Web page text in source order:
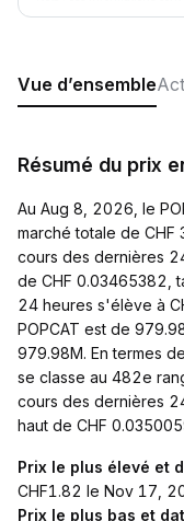
Vue d’ensemble
Résumé du prix
Au Aug 8, 2026, le
marché totale de
cours des dernières
de CHF 0.03465382,
24 heures s'élève à
POPCAT est de
979.98M. En termes
se classe au 482e
cours des dernières
haut de CHF
Prix le plus élevé et
CHF1.82 le Nov 17,
Prix le plus bas et